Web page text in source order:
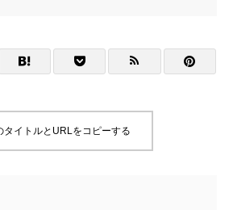
タイトルとURLをコピーする